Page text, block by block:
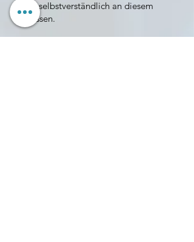
uns selbstverständlich an diesem
messen.